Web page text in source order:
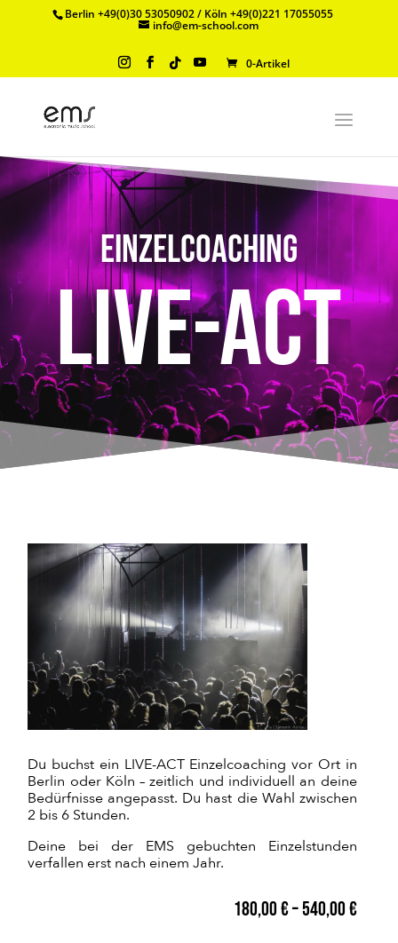
Berlin +49(0)30 53050902 / Köln +49(0)221 17055055
info@em-school.com
0-Artikel
Einzelcoaching
Live-Act
Du buchst ein LIVE-ACT Einzelcoaching vor Ort in
Berlin oder Köln – zeitlich und individuell an deine
Bedürfnisse angepasst. Du hast die Wahl zwischen
2 bis 6 Stunden.
Deine bei der EMS gebuchten Einzelstunden
verfallen erst nach einem Jahr.
180,00€–540,00€